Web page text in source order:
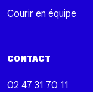
Courir en équipe
CONTACT
02 47 31 70 11